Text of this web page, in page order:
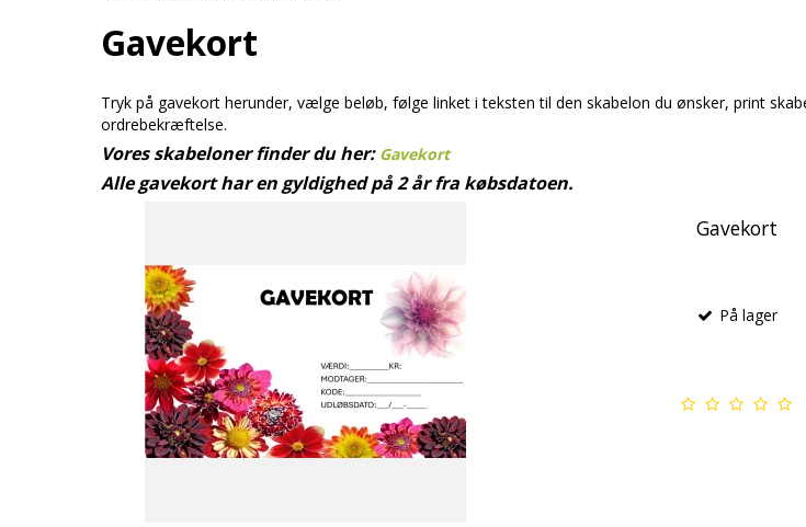
Gavekort
Tryk på gavekort herunder, vælge beløb, følge linket i teksten til den skabelon du ønsker, print
ordrebekræftelse.
Vores skabeloner finder du her: Gavekort
Alle gavekort har en gyldighed på 2 år fra købsdatoen.
Gavekort
På lager